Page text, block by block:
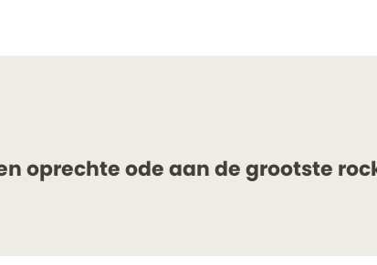
oprechte ode aan de grootste